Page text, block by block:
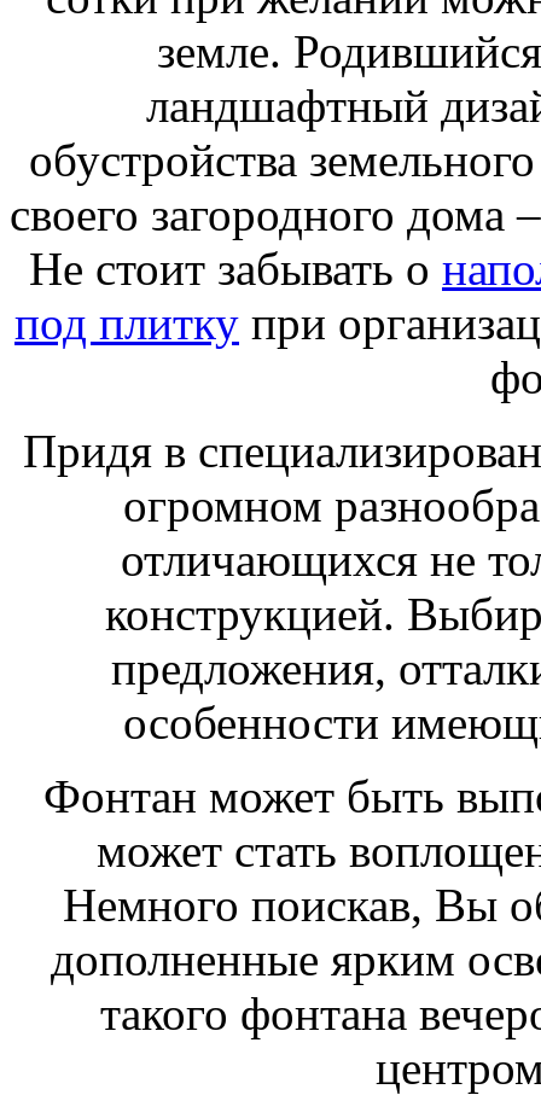
земле.
ландшафтный
обустройства
своего загородного
Не стоит забывать о
под плитку при
Придя в
огромном
отличающихся не
конструкцией.
предложения,
особенности
Фонтан может быть
может стать
Немного поискав, Вы
дополненные ярким
такого фонтана